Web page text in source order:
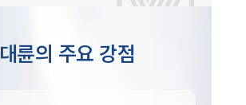
대륜의 주요 강점